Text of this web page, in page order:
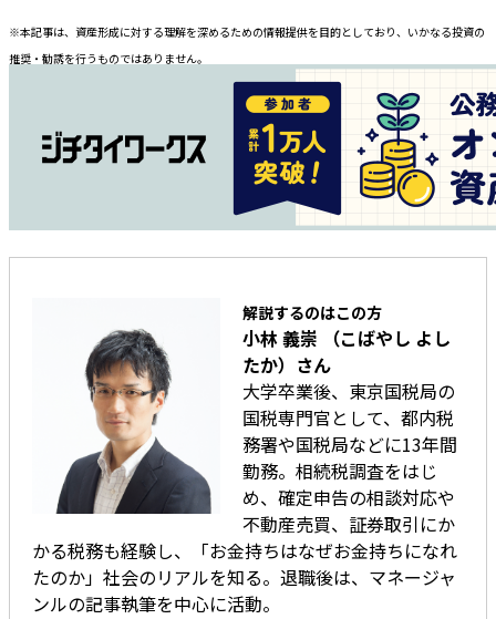
※本記事は、資産形成に対する理解を深めるための情報提供を目的としており、いかなる投資の
推奨・勧誘を行うものではありません。
解説するのはこの方
小林 義崇 （こばやし よし
たか）さん
大学卒業後、東京国税局の
国税専門官として、都内税
務署や国税局などに13年間
勤務。相続税調査をはじ
め、確定申告の相談対応や
不動産売買、証券取引にか
かる税務も経験し、「お金持ちはなぜお金持ちになれ
たのか」社会のリアルを知る。退職後は、マネージャ
ンルの記事執筆を中心に活動。